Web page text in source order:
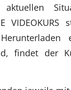
aktuellen
findet der